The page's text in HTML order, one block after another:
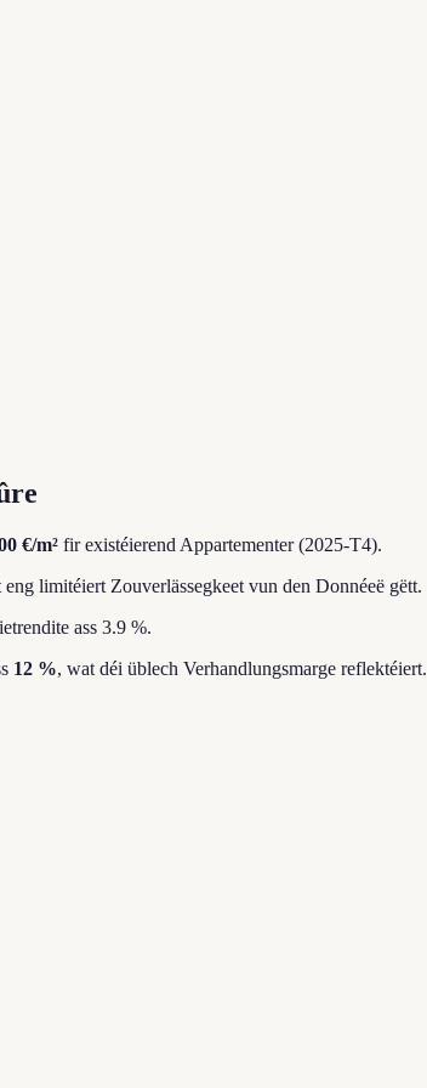
€/m² fir existéierend Appartementer (2025-T4).
limitéiert Zouverlässegkeet vun den Donnéeë gëtt.
ass 3.9 %.
12 %, wat déi üblech Verhandlungsmarge reflektéiert.